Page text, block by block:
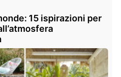
15 ispirazioni per